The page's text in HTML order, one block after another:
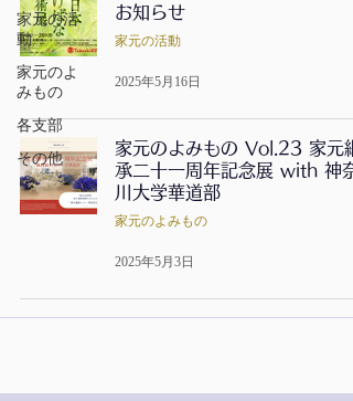
家元の活
動
家元のよ
みもの
各支部
その他
お知らせ
家元の活動
2025年5月16日
家元のよみもの Vol.23 家元継
承二十一周年記念展 with 神奈
川大学華道部
家元のよみもの
2025年5月3日